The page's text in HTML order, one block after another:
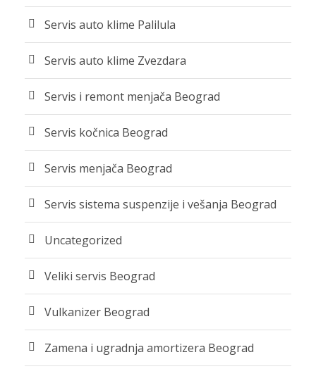
Servis auto klime Palilula
Servis auto klime Zvezdara
Servis i remont menjača Beograd
Servis kočnica Beograd
Servis menjača Beograd
Servis sistema suspenzije i vešanja Beograd
Uncategorized
Veliki servis Beograd
Vulkanizer Beograd
Zamena i ugradnja amortizera Beograd